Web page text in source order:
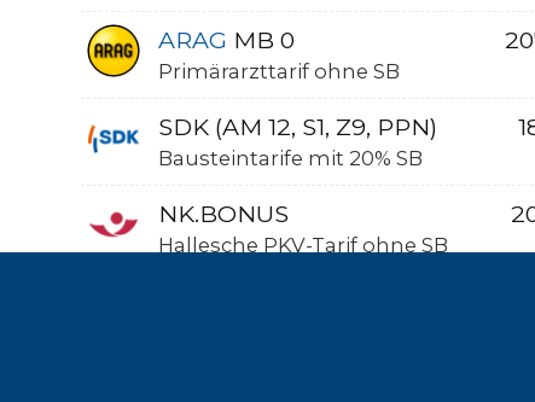
ARAG MB 0
Primärarzttarif ohne SB
SDK (AM 12, S1, Z9, PPN)
Bausteintarife mit 20% SB
NK.BONUS
Hallesche PKV-Tarif ohne SB